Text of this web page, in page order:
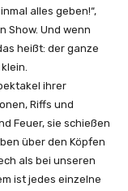
alles geben!“,
Show. Und wenn
heißt: der ganze
ihrer
Riffs und
Feuer, sie schießen
über den Köpfen
als bei unseren
ist jedes einzelne